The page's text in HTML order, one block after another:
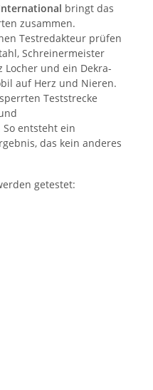
bringt das
zusammen.
Testredakteur prüfen
Schreinermeister
Locher und ein Dekra-
auf Herz und Nieren.
Teststrecke
entsteht ein
das kein anderes
getestet: